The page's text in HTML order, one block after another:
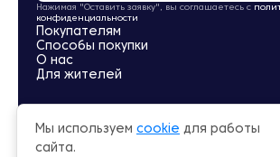
Нажимая "Оставить заявку", вы соглашаетесь с
конфиденциальности
Покупателям
Квартиры
Паркинг
Способы покупки
Ипотека
Обмен
О нас
Новости
Офисы продаж
Карьера
Для жителей
Личный кабинет
© Суварстроит 2015 — 2026
Мы используем cookie для работы
сайта.